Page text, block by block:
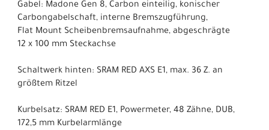
Gabel: Madone Gen 8, Carbon einteilig, konischer
Carbongabelschaft, interne Bremszugführung,
Flat Mount Scheibenbremsaufnahme, abgeschrägte
12 x 100 mm Steckachse
Schaltwerk hinten: SRAM RED AXS E1, max. 36 Z. an
größtem Ritzel
Kurbelsatz: SRAM RED E1, Powermeter, 48 Zähne, DUB,
172,5 mm Kurbelarmlänge